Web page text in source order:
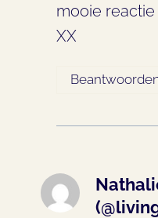
mooie reactie
XX